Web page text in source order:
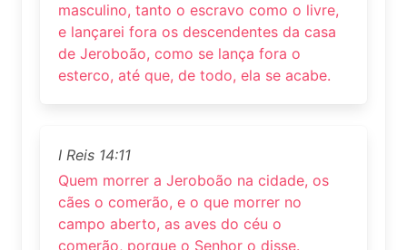
masculino, tanto o escravo como o livre,
e lançarei fora os descendentes da casa
de Jeroboão, como se lança fora o
esterco, até que, de todo, ela se acabe.
I Reis 14:11
Quem morrer a Jeroboão na cidade, os
cães o comerão, e o que morrer no
campo aberto, as aves do céu o
comerão, porque o Senhor o disse.